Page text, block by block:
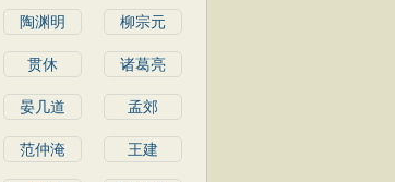
陶渊明 柳宗元
贯休 诸葛亮
晏几道 孟郊
范仲淹 王建